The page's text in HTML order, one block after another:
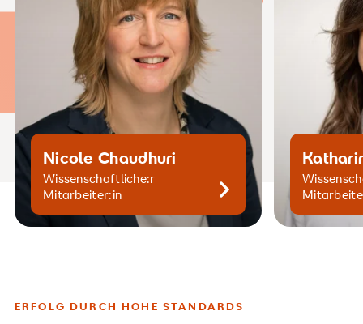
Nicole Chaudhuri
Wissenschaftliche:r
Mitarbeiter:in
ERFOLG DURCH HOHE STANDARDS